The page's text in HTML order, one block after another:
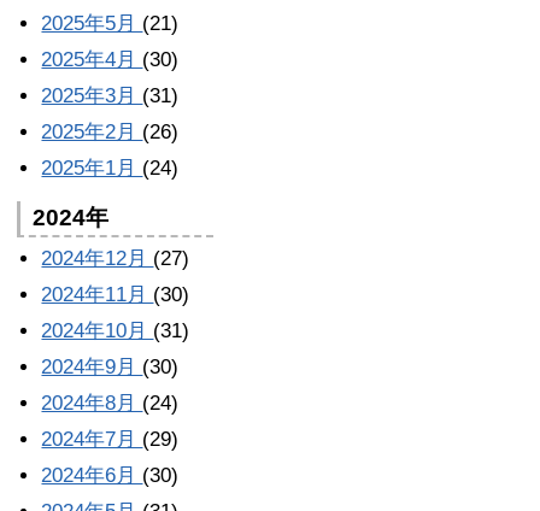
2025年5月 (21)
2025年4月 (30)
2025年3月 (31)
2025年2月 (26)
2025年1月 (24)
2024年
2024年12月 (27)
2024年11月 (30)
2024年10月 (31)
2024年9月 (30)
2024年8月 (24)
2024年7月 (29)
2024年6月 (30)